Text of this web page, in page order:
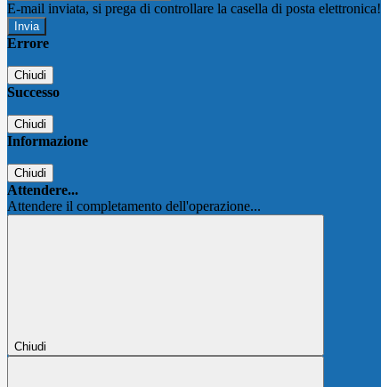
E-mail inviata, si prega di controllare la casella di posta elettronica!
Errore
Chiudi
Successo
Chiudi
Informazione
Chiudi
Attendere...
Attendere il completamento dell'operazione...
Chiudi